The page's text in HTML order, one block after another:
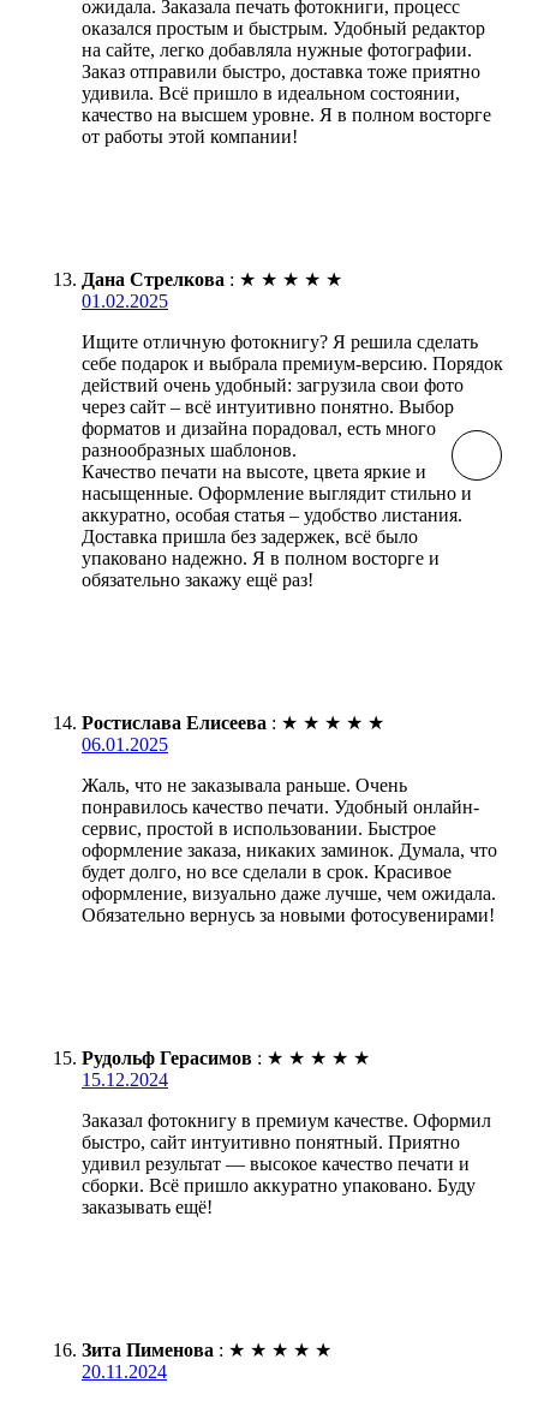
ожидала. Заказала печать фотокниги, процесс
оказался простым и быстрым. Удобный редактор
на сайте, легко добавляла нужные фотографии.
Заказ отправили быстро, доставка тоже приятно
удивила. Всё пришло в идеальном состоянии,
качество на высшем уровне. Я в полном восторге
от работы этой компании!
Дана Стрелкова : ★ ★ ★ ★ ★
01.02.2025
Ищите отличную фотокнигу? Я решила сделать
себе подарок и выбрала премиум-версию. Порядок
действий очень удобный: загрузила свои фото
через сайт – всё интуитивно понятно. Выбор
форматов и дизайна порадовал, есть много
разнообразных шаблонов.
Качество печати на высоте, цвета яркие и
насыщенные. Оформление выглядит стильно и
аккуратно, особая статья – удобство листания.
Доставка пришла без задержек, всё было
упаковано надежно. Я в полном восторге и
обязательно закажу ещё раз!
Ростислава Елисеева : ★ ★ ★ ★ ★
06.01.2025
Жаль, что не заказывала раньше. Очень
понравилось качество печати. Удобный онлайн-
сервис, простой в использовании. Быстрое
оформление заказа, никаких заминок. Думала, что
будет долго, но все сделали в срок. Красивое
оформление, визуально даже лучше, чем ожидала.
Обязательно вернусь за новыми фотосувенирами!
Рудольф Герасимов : ★ ★ ★ ★ ★
15.12.2024
Заказал фотокнигу в премиум качестве. Оформил
быстро, сайт интуитивно понятный. Приятно
удивил результат — высокое качество печати и
сборки. Всё пришло аккуратно упаковано. Буду
заказывать ещё!
Зита Пименова : ★ ★ ★ ★ ★
20.11.2024